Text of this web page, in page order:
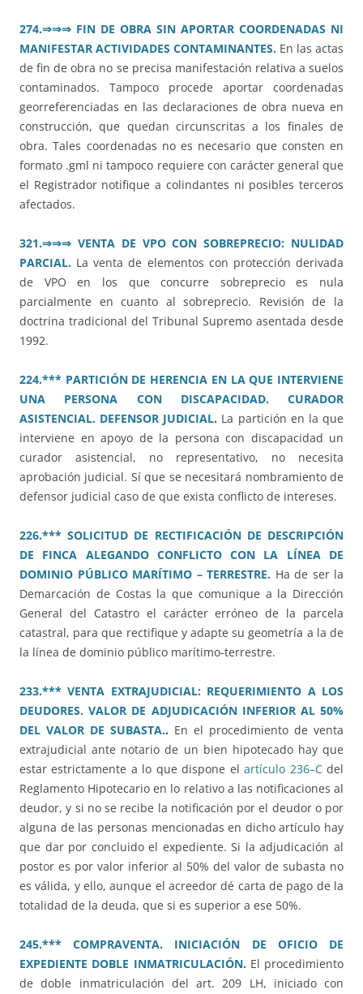
274.⇒⇒⇒ FIN DE OBRA SIN APORTAR COORDENADAS NI
MANIFESTAR ACTIVIDADES CONTAMINANTES. En las actas
de fin de obra no se precisa manifestación relativa a suelos
contaminados. Tampoco procede aportar coordenadas
georreferenciadas en las declaraciones de obra nueva en
construcción, que quedan circunscritas a los finales de
obra. Tales coordenadas no es necesario que consten en
formato .gml ni tampoco requiere con carácter general que
el Registrador notifique a colindantes ni posibles terceros
afectados.
321.⇒⇒⇒ VENTA DE VPO CON SOBREPRECIO: NULIDAD
PARCIAL. La venta de elementos con protección derivada
de VPO en los que concurre sobreprecio es nula
parcialmente en cuanto al sobreprecio. Revisión de la
doctrina tradicional del Tribunal Supremo asentada desde
1992.
224.*** PARTICIÓN DE HERENCIA EN LA QUE INTERVIENE
UNA PERSONA CON DISCAPACIDAD. CURADOR
ASISTENCIAL. DEFENSOR JUDICIAL. La partición en la que
interviene en apoyo de la persona con discapacidad un
curador asistencial, no representativo, no necesita
aprobación judicial. Sí que se necesitará nombramiento de
defensor judicial caso de que exista conflicto de intereses.
226.*** SOLICITUD DE RECTIFICACIÓN DE DESCRIPCIÓN
DE FINCA ALEGANDO CONFLICTO CON LA LÍNEA DE
DOMINIO PÚBLICO MARÍTIMO – TERRESTRE. Ha de ser la
Demarcación de Costas la que comunique a la Dirección
General del Catastro el carácter erróneo de la parcela
catastral, para que rectifique y adapte su geometría a la de
la línea de dominio público marítimo-terrestre.
233.*** VENTA EXTRAJUDICIAL: REQUERIMIENTO A LOS
DEUDORES. VALOR DE ADJUDICACIÓN INFERIOR AL 50%
DEL VALOR DE SUBASTA.. En el procedimiento de venta
extrajudicial ante notario de un bien hipotecado hay que
estar estrictamente a lo que dispone elartículo 236–Cdel
Reglamento Hipotecario en lo relativo a las notificaciones al
deudor, y si no se recibe la notificación por el deudor o por
alguna de las personas mencionadas en dicho artículo hay
que dar por concluido el expediente. Si la adjudicación al
postor es por valor inferior al 50% del valor de subasta no
es válida, y ello, aunque el acreedor dé carta de pago de la
totalidad de la deuda, que si es superior a ese 50%.
245.*** COMPRAVENTA. INICIACIÓN DE OFICIO DE
EXPEDIENTE DOBLE INMATRICULACIÓN.El procedimiento
de doble inmatriculación del art. 209 LH, iniciado con